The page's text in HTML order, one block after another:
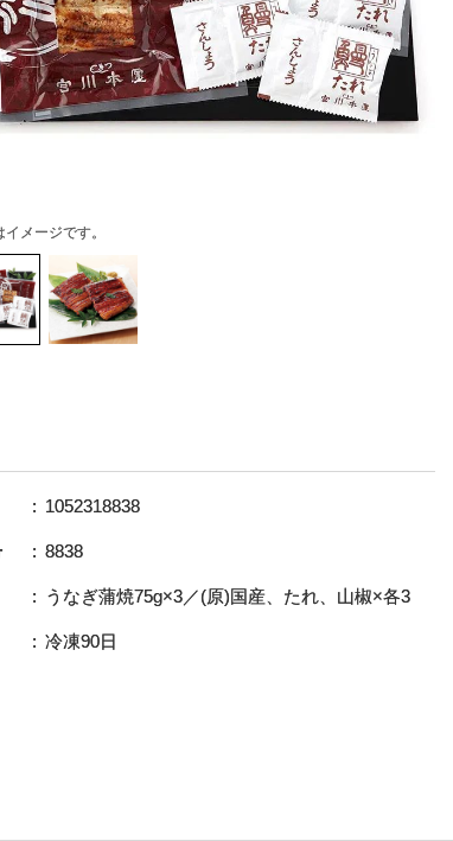
メージです。
1052318838
8838
うなぎ蒲焼75g×3／(原)国産、たれ、山椒×各3
冷凍90日